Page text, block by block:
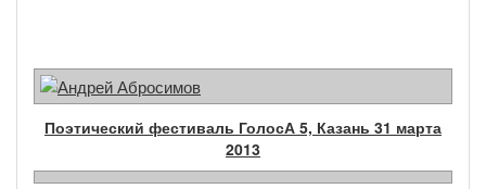
Поэтический фестиваль ГолосА 5, Казань 31 марта
2013